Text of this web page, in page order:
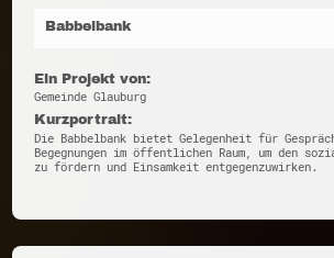
Babbelbank
Ein Projekt von:
Gemeinde Glauburg
Kurzportrait:
Die Babbelbank bietet Gelegenheit für
Begegnungen im öffentlichen Raum, um den
zu fördern und Einsamkeit entgegenzuwirken.